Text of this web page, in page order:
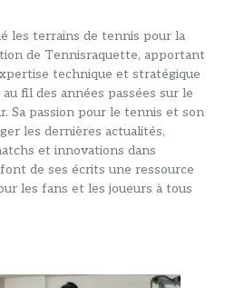
les terrains de tennis pour la
de Tennisraquette, apportant
technique et stratégique
au fil des années passées sur le
Sa passion pour le tennis et son
les dernières actualités,
et innovations dans
de ses écrits une ressource
les fans et les joueurs à tous